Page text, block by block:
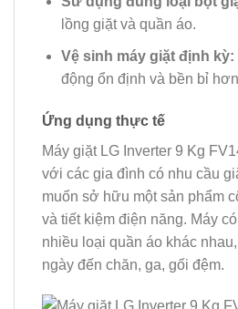
lồng giặt và quần áo.
Vệ sinh máy giặt định kỳ:
động ổn định và bền bỉ
Ứng dụng thực tế
Máy giặt LG Inverter 9 Kg
với các gia đình có nhu cầu
muốn sở hữu một sản phẩm
và tiết kiệm điện năng. Máy
nhiều loại quần áo khác
ngày đến chăn, ga, gối đệm.